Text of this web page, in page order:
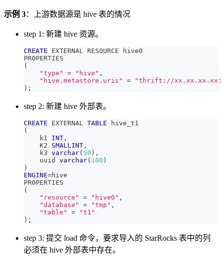
示例 3：上游数据源是 hive 表的情况
step 1: 新建 hive 资源。
CREATE EXTERNAL RESOURCE hive0
PROPERTIES
(
"type"
= "hive" ,
"hive.metastore.uris"
=
"thrift://
) ;
step 2: 新建 hive 外部表。
CREATE EXTERNAL TABLE hive_t1
(
    k1
INT ,
    K2
SMALLINT ,
    k3
varchar( 50 ) ,
    uuid
varchar( 100 )
)
ENGINE=hive
PROPERTIES
(
"resource"
= "hive0" ,
"database"
= "tmp" ,
"table"
=
"t1"
) ;
step 3: 提交 load 命令，要求导入的 StarRocks 表中的列
必须在 hive 外部表中存在。